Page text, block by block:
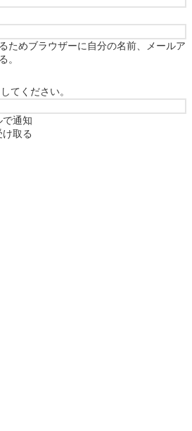
ためブラウザーに自分の名前、メールア
。
てください。
で通知
取る